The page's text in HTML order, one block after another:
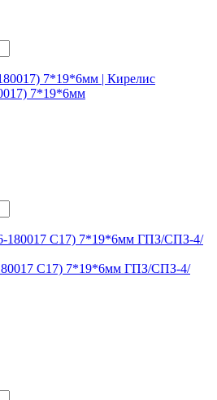
7*19*6мм
С17) 7*19*6мм ГПЗ/СПЗ-4/